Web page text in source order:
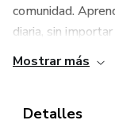
comunidad.
diaria, sin importar
Mostrar más
Detalles